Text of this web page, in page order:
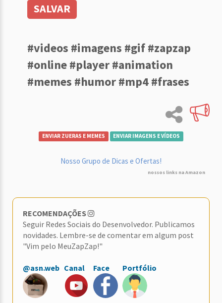
SALVAR
#videos #imagens #gif #zapzap
#online #player #animation
#memes #humor #mp4 #frases
ENVIAR ZUERAS E MEMES ENVIAR IMAGENS E VÍDEOS
Nosso Grupo de Dicas e Ofertas!
nossos links na Amazon
RECOMENDAÇÕES
Seguir Redes Sociais do Desenvolvedor. Publicamos
novidades. Lembre-se de comentar em algum post
"Vim pelo MeuZapZap!"
@asn.web Canal Face Portfólio